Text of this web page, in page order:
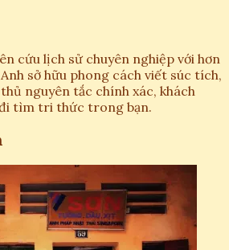
cứu lịch sử chuyên nghiệp với hơn
sở hữu phong cách viết súc tích,
nguyên tắc chính xác, khách
tìm tri thức trong bạn.